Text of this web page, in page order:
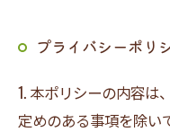
プライバシーポリ
1. 本ポリシーの内容は
定めのある事項を除い